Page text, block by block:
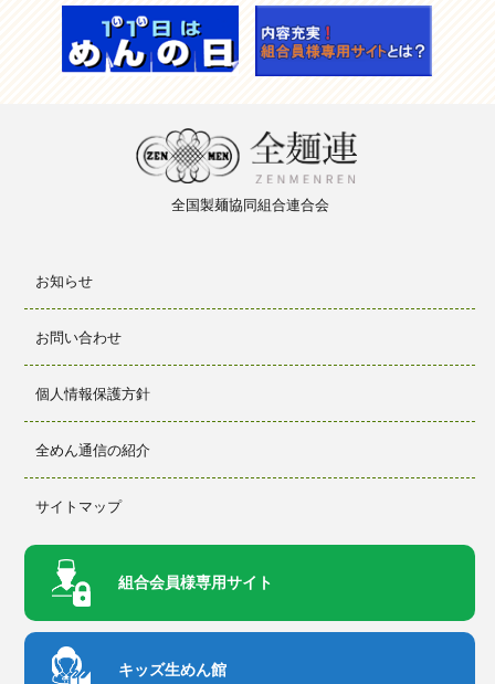
全国製麺協同組合連合会
お知らせ
お問い合わせ
個人情報保護方針
全めん通信の紹介
サイトマップ
組合会員様専用サイト
キッズ生めん館